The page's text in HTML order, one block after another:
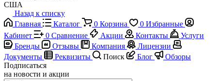
США
Назад к списку
Главная
Каталог 0 Корзина 0 Избранные
Кабинет
0 Сравнение Акции Контакты
Услуги
Бренды
Отзывы Компания
Лицензии
Документы
Реквизиты Поиск Блог
Обзоры
Подписаться
на новости и акции